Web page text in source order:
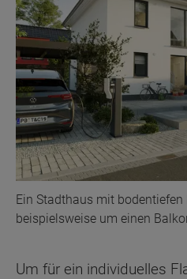
Ein Stadthaus mit bodentiefen
beispielsweise um einen
Um für ein individuelles